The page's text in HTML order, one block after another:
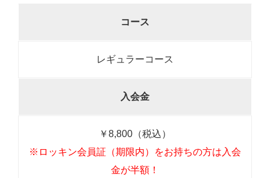
コース
レギュラーコース
入会金
￥8,800（税込）
※ロッキン会員証（期限内）をお持ちの方は入会
金が半額！